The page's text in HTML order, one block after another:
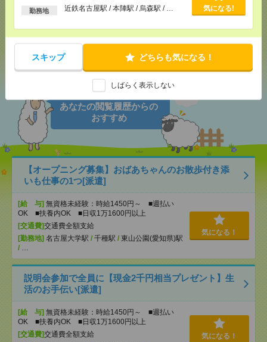
以上
勤務地 近鉄名古屋駅 / 本陣駅 / 烏森駅 / … 気になる!
スキップ どちらも気になる！
しばらく表示しない
シェア ツイート ブックマーク
あなたの閲覧履歴からの
おすすめ
【オープニング募集】おばあちゃんのお散歩付き添
いも仕事の1つ[派遣]
[給 与] 無資格未経験：時給1450円～ ■週払い
OK ■扶養内OK ■日収1万1600円以上
[交通費]交通費全額支給
[勤務地] 名古屋大学駅 / 千種駅 / 東山公園(愛知県)駅
/ …
気になる！
説明会参加で全員に【現金2千円相当プレゼント】生
活のお手伝い[派遣]
[給 与] 無資格未経験：時給1450円～ ■週払い
OK ■扶養内OK ■日収1万1600円以上
[交通費]交通費全額支給
気になる！